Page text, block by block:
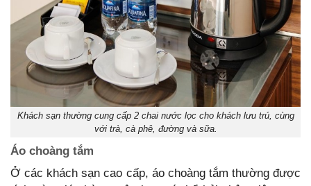
Khách sạn thường cung cấp 2 chai nước lọc cho khách lưu trú, cùng
với trà, cà phê, đường và sữa.
Áo choàng tắm
Ở các khách sạn cao cấp, áo choàng tắm thường được